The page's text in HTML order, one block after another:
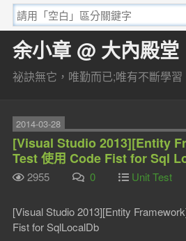
余小章 @ 大內殿堂
祕訣無它，唯勤而已;唯有不斷學
2014-03-28
[Visual Studio 2013][Entity
Test 使用 Code Fist for Sql
2955 0 Unit Test
[Visual Studio 2013][Entity
Fist for SqlLocalDb